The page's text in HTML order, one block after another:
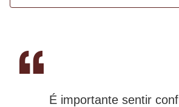
É importante sentir